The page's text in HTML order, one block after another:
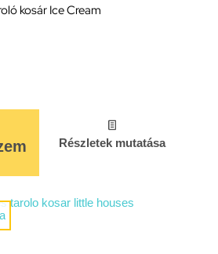
kosár Ice Cream
Részletek mutatása